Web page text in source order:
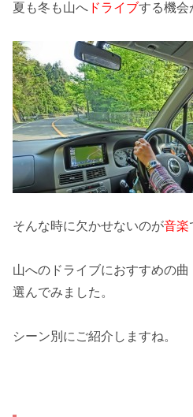
夏も冬も山へ ドライブする機会
そんな時に欠かせないのが音楽
山へのドライブにおすすめの曲
選んでみました。
シーン別にご紹介しますね。